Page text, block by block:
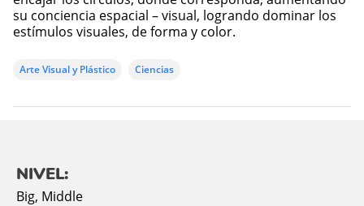
su conciencia espacial – visual, logrando dominar los
estímulos visuales, de forma y color.
Arte Visual y Plástico Ciencias
NIVEL:
Big, Middle